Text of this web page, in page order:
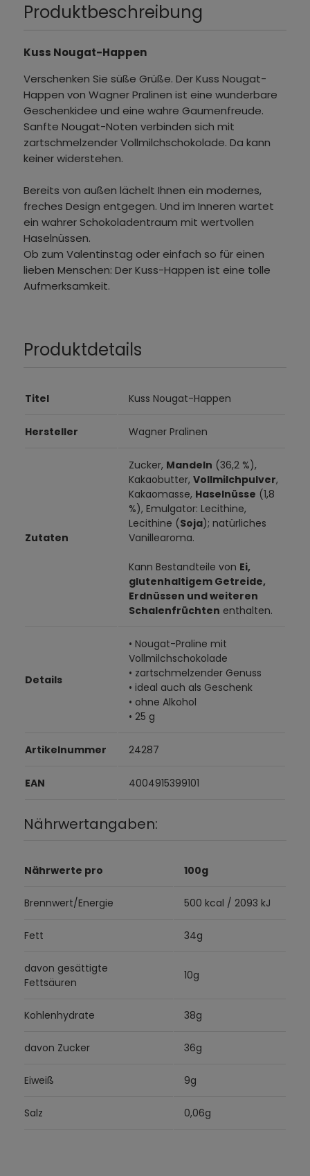
Produktbeschreibung
Kuss Nougat-Happen
Verschenken Sie süße Grüße. Der Kuss Nougat-
Happen von Wagner Pralinen ist eine wunderbare
Geschenkidee und eine wahre Gaumenfreude.
Sanfte Nougat-Noten verbinden sich mit
zartschmelzender Vollmilchschokolade. Da kann
keiner widerstehen.
Bereits von außen lächelt Ihnen ein modernes,
freches Design entgegen. Und im Inneren wartet
ein wahrer Schokoladentraum mit wertvollen
Haselnüssen.
Ob zum Valentinstag oder einfach so für einen
lieben Menschen: Der Kuss-Happen ist eine tolle
Aufmerksamkeit.
Produktdetails
Titel Kuss Nougat-Happen
Hersteller Wagner Pralinen
Zutaten
Zucker, Mandeln (36,2 %),
Kakaobutter, Vollmilchpulver,
Kakaomasse, Haselnüsse (1,8
%), Emulgator: Lecithine,
Lecithine (Soja); natürliches
Vanillearoma.
Kann Bestandteile von Ei,
glutenhaltigem Getreide,
Erdnüssen und weiteren
Schalenfrüchten enthalten.
Details
• Nougat-Praline mit
Vollmilchschokolade
• zartschmelzender Genuss
• ideal auch als Geschenk
• ohne Alkohol
• 25 g
Artikelnummer 24287
EAN 4004915399101
Nährwertangaben:
Nährwerte pro 100g
Brennwert/Energie 500 kcal / 2093 kJ
Fett 34g
davon gesättigte
Fettsäuren
10g
Kohlenhydrate 38g
davon Zucker 36g
Eiweiß 9g
Salz 0,06g